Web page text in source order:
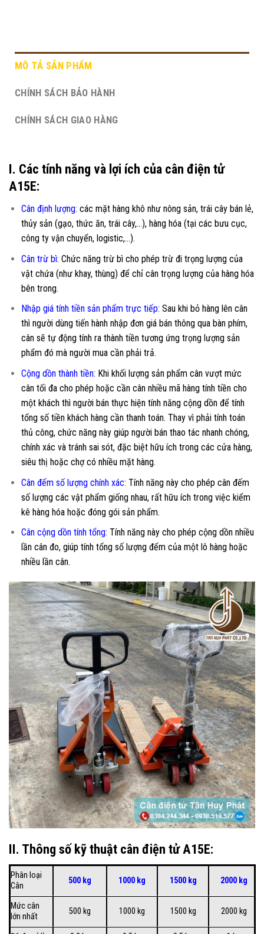
MÔ TẢ SẢN PHẨM
CHÍNH SÁCH BẢO HÀNH
CHÍNH SÁCH GIAO HÀNG
I. Các tính năng và lợi ích của cân điện tử
A15E:
Cân định lượng: các mặt hàng khô như nông sản, trái cây bán lẻ,
thủy sản (gạo, thức ăn, trái cây,…), hàng hóa (tại các bưu cục,
công ty vận chuyển, logistic,…).
Cân trừ bì: Chức năng trừ bì cho phép trừ đi trọng lượng của
vật chứa (như khay, thùng) để chỉ cân trọng lượng của hàng hóa
bên trong.
Nhập giá tính tiền sản phẩm trực tiếp: Sau khi bỏ hàng lên cân
thì người dùng tiến hành nhập đơn giá bán thông qua bàn phím,
cân sẽ tự động tính ra thành tiền tương ứng trọng lượng sản
phẩm đó mà người mua cần phải trả.
Cộng dồn thành tiền: Khi khối lượng sản phẩm cân vượt mức
cân tối đa cho phép hoặc cần cân nhiều mã hàng tính tiền cho
một khách thì người bán thực hiện tính năng cộng dồn để tính
tổng số tiền khách hàng cần thanh toán. Thay vì phải tính toán
thủ công, chức năng này giúp người bán thao tác nhanh chóng,
chính xác và tránh sai sót, đặc biệt hữu ích trong các cửa hàng,
siêu thị hoặc chợ có nhiều mặt hàng.
Cân đếm số lượng chính xác: Tính năng này cho phép cân đếm
số lượng các vật phẩm giống nhau, rất hữu ích trong việc kiểm
kê hàng hóa hoặc đóng gói sản phẩm.
Cân cộng dồn tính tổng: Tính năng này cho phép cộng dồn nhiều
lần cân đo, giúp tính tổng số lượng đếm của một lô hàng hoặc
nhiều lần cân.
II. Thông số kỹ thuật cân điện tử A15E:
Phân loại
Cân
500 kg 1000 kg 1500 kg 2000 kg
Mức cân
lớn nhất
500 kg 1000 kg 1500 kg 2000 kg